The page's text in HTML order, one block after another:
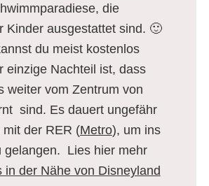
die
Kinder ausgestattet sind. 🙂
du meist kostenlos
einzige Nachteil ist, dass
weiter vom Zentrum von
sind. Es dauert ungefähr
mit der RER (Metro), um ins
gelangen. Lies hier mehr
in der Nähe von Disneyland